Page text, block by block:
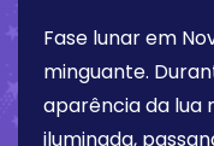
Fase lunar em
minguante.
aparência da lua
iluminada,